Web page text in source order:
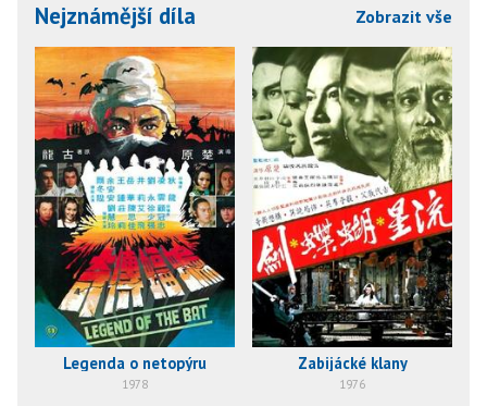
Nejznámější díla Zobrazit vše
Legenda o netopýru
1978
Zabijácké klany
1976